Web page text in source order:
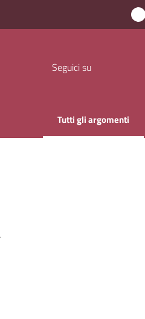
Seguici su
Tutti gli argomenti
Menu selezionato